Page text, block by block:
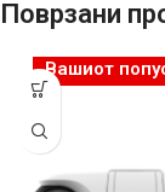
Поврзани
Вашиот